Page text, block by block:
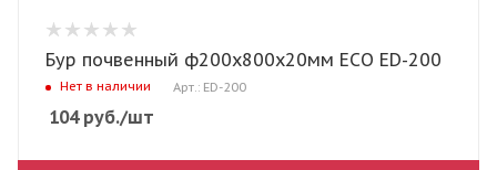
Бур почвенный ф200х800x20мм ECO ED-200
Нет в наличии Арт.: ED-200
104руб./шт